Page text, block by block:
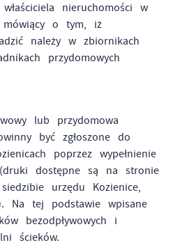
nieruchomości w
o tym, iż
należy w zbiornikach
przydomowych
lub przydomowa
być zgłoszone do
poprzez wypełnienie
dostępne są na stronie
urzędu Kozienice,
Na tej podstawie wpisane
bezodpływowych i
ścieków.
analizy Twoich
dotyczących przeglądanej
mogą pojawić się
lub firm będących naszymi
usług. Firmy te działają
nasze treści w